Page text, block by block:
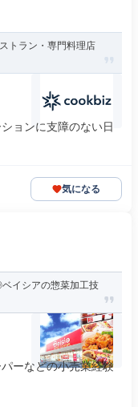
トラン・専門料理店
ョンに支障のない日
気になる
イシアの惣菜加工技
ーなどの小売業経験